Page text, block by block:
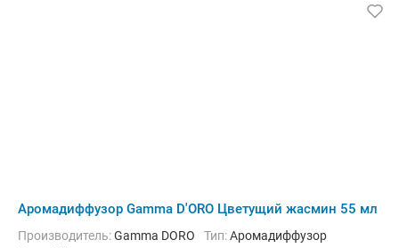
Аромадиффузор Gamma D'ORO Цветущий жасмин 55 мл
Производитель:Gamma DORO Тип:Аромадиффузор